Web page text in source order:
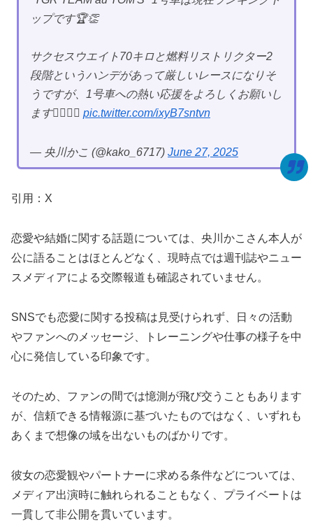
ップです🏆👏
サクセスウエイト70キロと燃料リストリクター2
段階というハンデがあって厳しいレースになりそ
うですが、1号車への熱い応援をよろしくお願いし
ます🙇‍♀️❤️‍🔥 pic.twitter.com/ixyB7sntvn
— 央川かこ (@kako_6717) June 27, 2025
引用：X
恋愛や結婚に関する話題については、央川かこさん本人が
公に語ることはほとんどなく、現時点では週刊誌やニュー
スメディアによる交際報道も確認されていません。
SNSでも恋愛に関する投稿は見受けられず、日々の活動
やファンへのメッセージ、トレーニングや仕事の様子を中
心に発信している印象です。
そのため、ファンの間では憶測が飛び交うこともあります
が、信頼できる情報源に基づいたものではなく、いずれも
あくまで想像の域を出ないものばかりです。
彼女の恋愛観やパートナーに求める条件などについては、
メディア出演時に触れられることもなく、プライベートは
一貫して非公開を貫いています。